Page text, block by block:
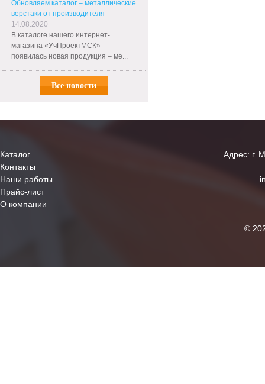
Обновляем каталог – металлические
верстаки от производителя
14.08.2020
В каталоге нашего интернет-
магазина «УчПроектМСК»
появилась новая продукция – ме...
Все новости
Каталог
Контакты
Наши работы
Прайс-лист
О компании
Адрес: г.
©